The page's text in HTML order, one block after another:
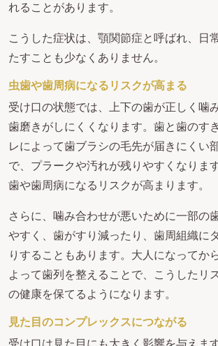
れることがあります。
こうした症状は、顎関節症と呼ばれ、日
たすことも少なくありません。
虫歯や歯周病になるリスクが高まる
受け口の状態では、上下の歯が正しく噛
歯磨きがしにくくなります。歯と歯のす
レによって歯ブラシの毛先が届きにくい
で、プラークや汚れが残りやすくなりま
歯や歯周病になるリスクが高まります。
さらに、噛み合わせが悪いために一部の
やすく、歯がすり減ったり、歯周組織に
りすることもあります。大人になってか
よって歯列を整えることで、こうしたリ
の健康を保てるようになります。
見た目のコンプレックスにつながる
受け口は見た目にも大きく影響を与えま